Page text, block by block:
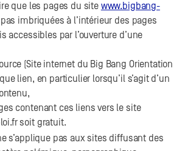
que les pages du site www.bigbang-
imbriquées à l’intérieur des pages
accessibles par l’ouverture d’une
(Site internet du Big Bang Orientation
lien, en particulier lorsqu’il s’agit d’un
contenant ces liens vers le site
soit gratuit.
s’applique pas aux sites diffusant des